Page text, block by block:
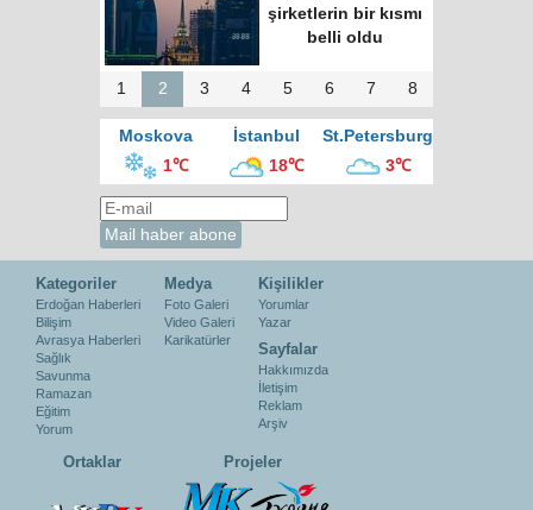
şirketlerin bir kısmı
belli oldu
1 2 3 4 5 6 7 8
Moskova İstanbul
St.Petersburg
1℃
18℃ 3℃
Kategoriler
Erdoğan Haberleri
Bilişim
Avrasya Haberleri
Sağlık
Savunma
Ramazan
Eğitim
Yorum
Medya
Foto Galeri
Video Galeri
Karikatürler
Kişilikler
Yorumlar
Yazar
Sayfalar
Hakkımızda
İletişim
Reklam
Arşiv
Ortaklar Projeler